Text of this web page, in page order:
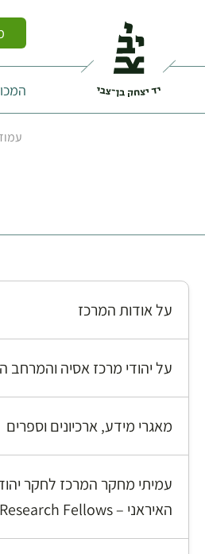
על אודות המרכז
על יהודי מרכז אסיה והמרחב
מאגרי מידע, ארכיונים וספרים
עמיתי מחקר המרכז לחקר
האיראני – Research Fellows